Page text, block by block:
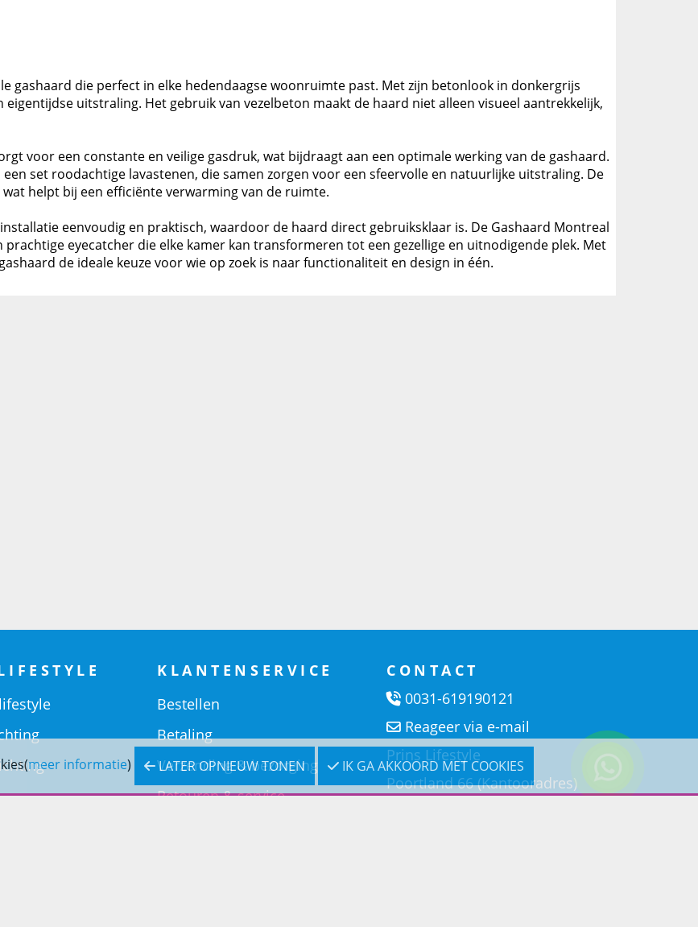
gashaard die perfect in elke hedendaagse woonruimte past. Met zijn betonlook in donkergrijs
uitstraling. Het gebruik van vezelbeton maakt de haard niet alleen visueel aantrekkelijk,
voor een constante en veilige gasdruk, wat bijdraagt aan een optimale werking van de gashaard.
set roodachtige lavastenen, die samen zorgen voor een sfeervolle en natuurlijke uitstraling. De
helpt bij een efficiënte verwarming van de ruimte.
eenvoudig en praktisch, waardoor de haard direct gebruiksklaar is. De Gashaard Montreal
eyecatcher die elke kamer kan transformeren tot een gezellige en uitnodigende plek. Met
de ideale keuze voor wie op zoek is naar functionaliteit en design in één.
meer informatie) LATER OPNIEUW TONEN IK GA AKKOORD MET COOKIES
KLANTENSERVICE
Bestellen
Betaling
Verzending & bezorging
Retouren & service
CONTACT
0031-619190121
Reageer via e-mail
Prins Lifestyle
Poortland 66 (Kantooradres)